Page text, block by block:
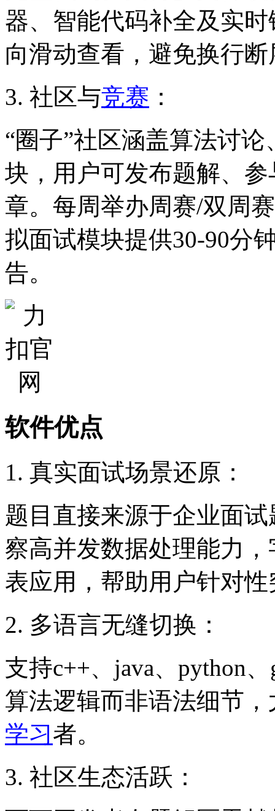
器、智能代码补全及实
向滑动查看，避免换行断
3. 社区与竞赛 ：
“圈子”社区涵盖算法讨
块，用户可发布题解、
章。每周举办周赛/双周
拟面试模块提供30-90分
告。
软件优点
1. 真实面试场景还原：
题目直接来源于企业面
察高并发数据处理能力
表应用，帮助用户针对
2. 多语言无缝切换：
支持c++、java、python
算法逻辑而非语法细节
学习者。
3. 社区生态活跃：